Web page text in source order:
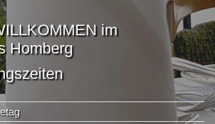
im
Homberg